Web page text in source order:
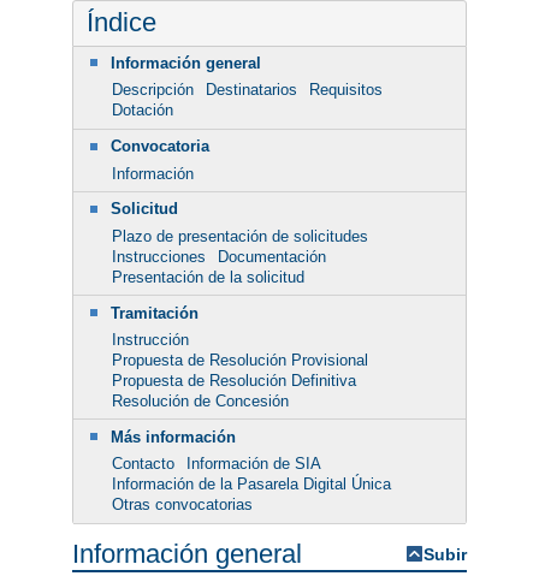
Índice
Información general
Descripción
Destinatarios
Requisitos
Dotación
Convocatoria
Información
Solicitud
Plazo de presentación de solicitudes
Instrucciones
Documentación
Presentación de la solicitud
Tramitación
Instrucción
Propuesta de Resolución Provisional
Propuesta de Resolución Definitiva
Resolución de Concesión
Más información
Contacto
Información de SIA
Información de la Pasarela Digital Única
Otras convocatorias
Información general Subir